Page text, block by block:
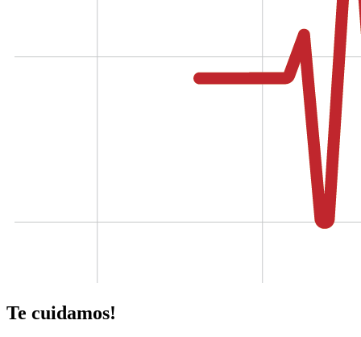
Te cuidamos!